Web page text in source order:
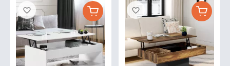
favorite_border favorite_border